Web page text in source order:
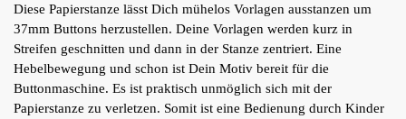
Diese Papierstanze lässt Dich mühelos Vorlagen ausstanzen um
37mm Buttons herzustellen. Deine Vorlagen werden kurz in
Streifen geschnitten und dann in der Stanze zentriert. Eine
Hebelbewegung und schon ist Dein Motiv bereit für die
Buttonmaschine. Es ist praktisch unmöglich sich mit der
Papierstanze zu verletzen. Somit ist eine Bedienung durch Kinder